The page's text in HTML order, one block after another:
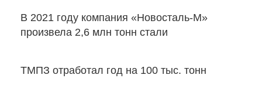
В 2021 году компания «Новосталь-М»
произвела 2,6 млн тонн стали
ТМПЗ отработал год на 100 тыс. тонн